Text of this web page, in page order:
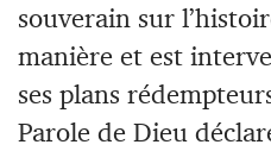
souverain sur
manière et est
ses plans
Parole de Dieu